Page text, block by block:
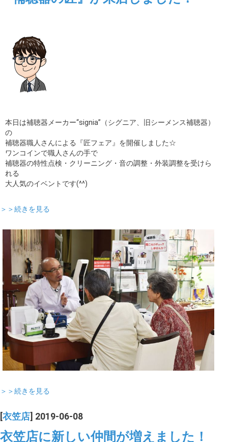
本日は補聴器メーカー“signia”（シグニア、旧シーメンス補聴器）
の
補聴器職人さんによる『匠フェア』を開催しました☆
ワンコインで職人さんの手で
補聴器の特性点検・クリーニング・音の調整・外装調整を受けら
れる
大人気のイベントです(^^)
＞＞続きを見る
＞＞続きを見る
衣笠店 ] 2019-06-08
衣笠店に新しい仲間が増えました！